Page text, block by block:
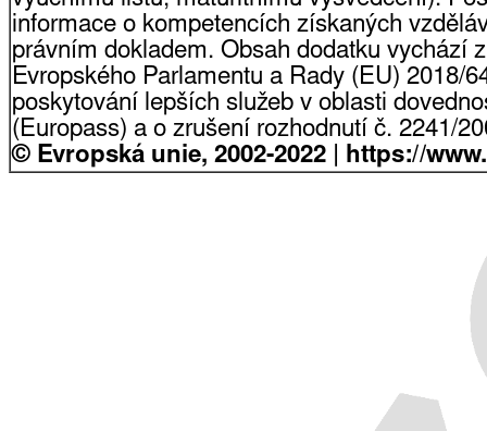
informace o kompetencích získaných
právním dokladem. Obsah dodatku vychází
Evropského Parlamentu a Rady (EU) 2018/
poskytování lepších služeb v oblasti
(Europass) a o zrušení rozhodnutí č. 2241/
© Evropská unie, 2002-2022 | https://